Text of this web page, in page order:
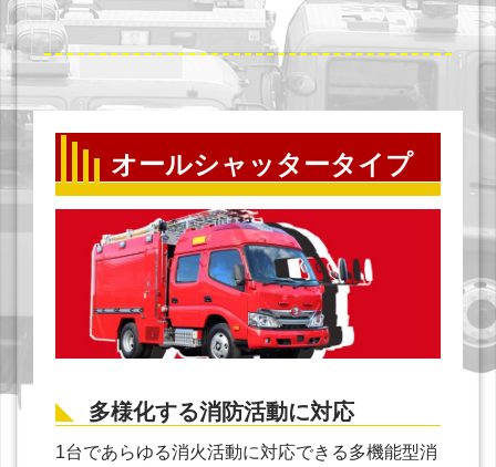
オールシャッタータイプ
多様化する消防活動に対応
1台であらゆる消火活動に対応できる多機能型消